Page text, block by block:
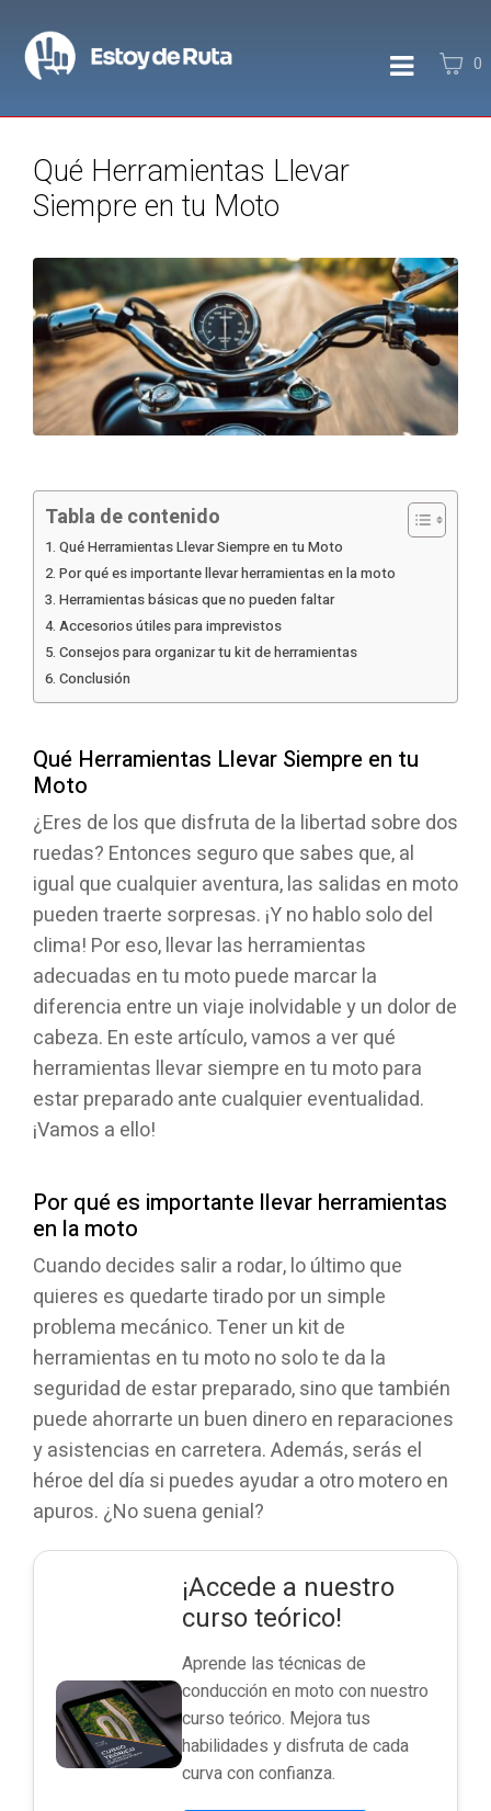
0
Qué Herramientas Llevar
Siempre en tu Moto
Tabla de contenido
Qué Herramientas Llevar Siempre en tu Moto
Por qué es importante llevar herramientas en la moto
Herramientas básicas que no pueden faltar
Accesorios útiles para imprevistos
Consejos para organizar tu kit de herramientas
Conclusión
Qué Herramientas Llevar Siempre en tu
Moto
¿Eres de los que disfruta de la libertad sobre dos
ruedas? Entonces seguro que sabes que, al
igual que cualquier aventura, las salidas en moto
pueden traerte sorpresas. ¡Y no hablo solo del
clima! Por eso, llevar las herramientas
adecuadas en tu moto puede marcar la
diferencia entre un viaje inolvidable y un dolor de
cabeza. En este artículo, vamos a ver qué
herramientas llevar siempre en tu moto para
estar preparado ante cualquier eventualidad.
¡Vamos a ello!
Por qué es importante llevar herramientas
en la moto
Cuando decides salir a rodar, lo último que
quieres es quedarte tirado por un simple
problema mecánico. Tener un kit de
herramientas en tu moto no solo te da la
seguridad de estar preparado, sino que también
puede ahorrarte un buen dinero en reparaciones
y asistencias en carretera. Además, serás el
héroe del día si puedes ayudar a otro motero en
apuros. ¿No suena genial?
¡Accede a nuestro
curso teórico!
Aprende las técnicas de
conducción en moto con nuestro
curso teórico. Mejora tus
habilidades y disfruta de cada
curva con confianza.